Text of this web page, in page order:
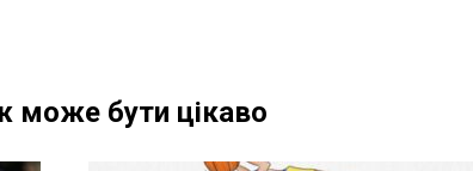
може бути цікаво